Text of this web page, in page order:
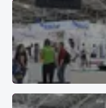
Programm
© Messe München GmbH
Ausstellerverzeichnis